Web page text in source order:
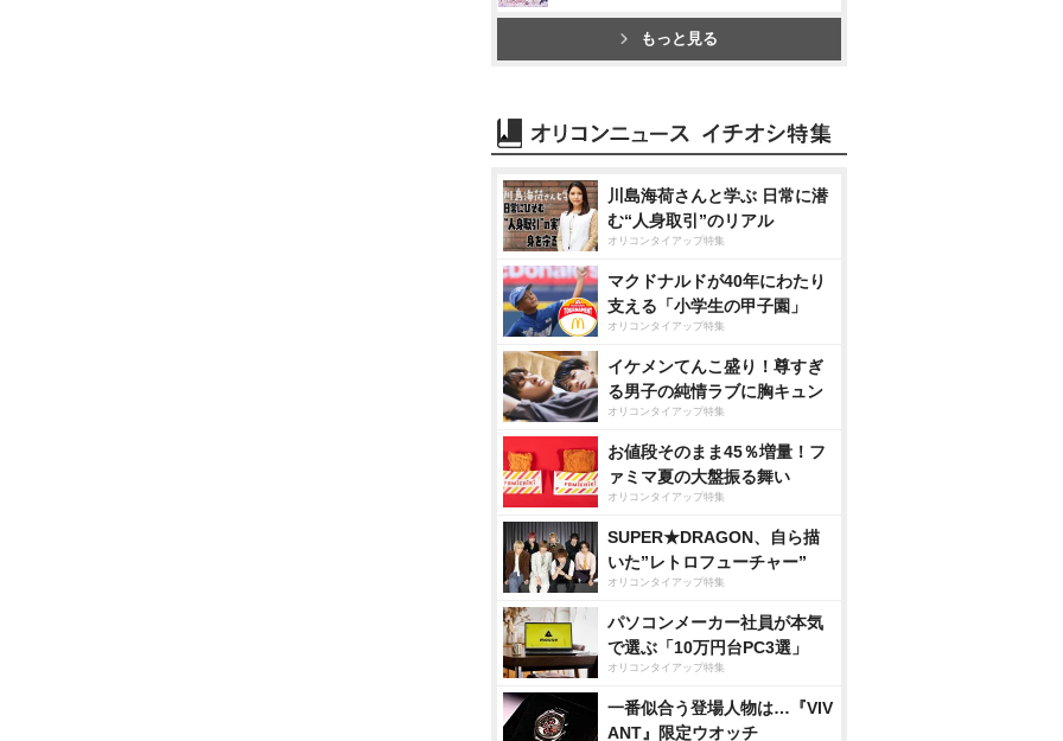
もっと見る
川島海荷さんと学ぶ 日常に潜
む“人身取引”のリアル
オリコンタイアップ特集
マクドナルドが40年にわたり
支える「小学生の甲子園」
オリコンタイアップ特集
イケメンてんこ盛り！尊すぎ
る男子の純情ラブに胸キュン
オリコンタイアップ特集
お値段そのまま45％増量！フ
ァミマ夏の大盤振る舞い
オリコンタイアップ特集
SUPER★DRAGON、自ら描
いた”レトロフューチャー”
オリコンタイアップ特集
パソコンメーカー社員が本気
で選ぶ「10万円台PC3選」
オリコンタイアップ特集
一番似合う登場人物は…『VIV
ANT』限定ウオッチ